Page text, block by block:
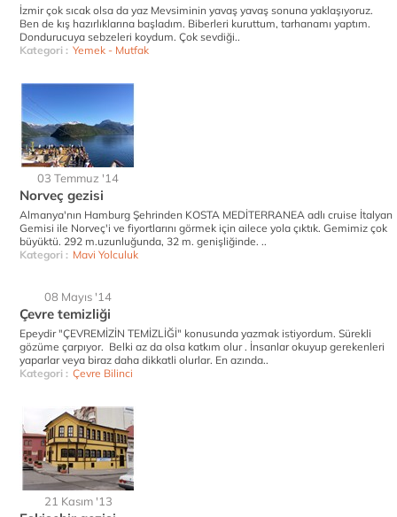
İzmir çok sıcak olsa da yaz Mevsiminin yavaş yavaş sonuna yaklaşıyoruz.
Ben de kış hazırlıklarına başladım. Biberleri kuruttum, tarhanamı yaptım.
Dondurucuya sebzeleri koydum. Çok sevdiği..
Kategori : Yemek - Mutfak
03 Temmuz '14
Norveç gezisi
Almanya'nın Hamburg Şehrinden KOSTA MEDİTERRANEA adlı cruise İtalyan
Gemisi ile Norveç'i ve fiyortlarını görmek için ailece yola çıktık. Gemimiz çok
büyüktü. 292 m.uzunluğunda, 32 m. genişliğinde. ..
Kategori : Mavi Yolculuk
08 Mayıs '14
Çevre temizliği
Epeydir "ÇEVREMİZİN TEMİZLİĞİ" konusunda yazmak istiyordum. Sürekli
gözüme çarpıyor. Belki az da olsa katkım olur . İnsanlar okuyup gerekenleri
yaparlar veya biraz daha dikkatli olurlar. En azında..
Kategori : Çevre Bilinci
21 Kasım '13